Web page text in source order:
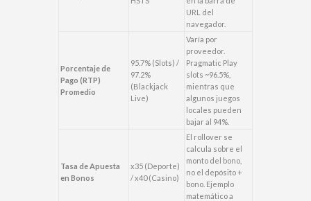
URL del
navegador.
Porcentaje de
Pago (RTP)
Promedio
95.7% (Slots) /
97.2%
(Blackjack
Live)
Varía por
proveedor.
Pragmatic Play
slots ~96.5%,
mientras que
algunos juegos
locales pueden
bajar al 94%.
Tasa de Apuesta
en Bonos
x35 (Deporte)
/ x40 (Casino)
El rollover se
calcula sobre el
monto del bono,
no el depósito +
bono. Ejemplo
matemático a